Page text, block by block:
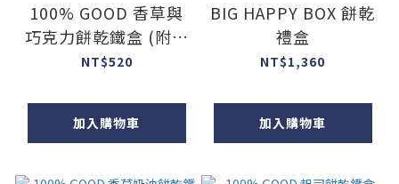
100% GOOD 香草與
巧克力餅乾鐵盒 (附提
袋)
NT$520
加入購物車
BIG HAPPY BOX 餅乾
禮盒
NT$1,360
加入購物車